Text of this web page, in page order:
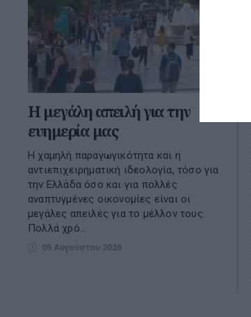
Η μεγάλη απειλή για την
ευημερία μας
Η χαμηλή παραγωγικότητα και η
αντιεπιχειρηματική ιδεολογία, τόσο για
την Ελλάδα όσο και για πολλές
αναπτυγμένες οικονομίες είναι οι
μεγάλες απειλές για το μέλλον τους.
Πολλά χρό...
05 Αυγούστου 2026